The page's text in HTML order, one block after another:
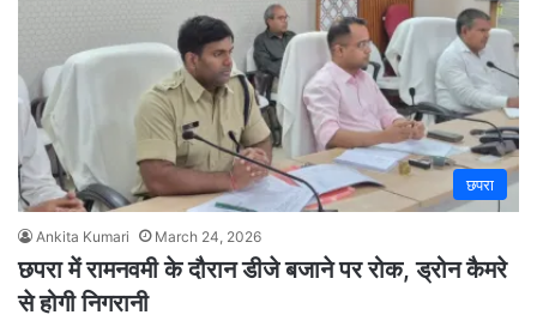
छपरा
Ankita Kumari March 24, 2026
छपरा में रामनवमी के दौरान डीजे बजाने पर रोक, ड्रोन कैमरे
से होगी निगरानी